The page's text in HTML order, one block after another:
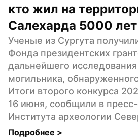
кто жил на
Салехарда 5000
Ученые из Сургута
Фонда президентских
дальнейшего
могильника,
Итоги второго конкурса
16 июня, сообщили в
Института археологии
Подробнее >